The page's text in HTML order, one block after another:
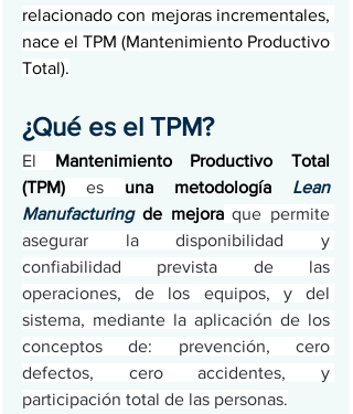
relacionado con mejoras incrementales,
nace el TPM (Mantenimiento Productivo
Total).
¿Qué es el TPM?
El Mantenimiento Productivo Total
(TPM) es una metodología Lean
Manufacturing de mejora que permite
asegurar la disponibilidad y
confiabilidad prevista de las
operaciones, de los equipos, y del
sistema, mediante la aplicación de los
conceptos de: prevención, cero
defectos, cero accidentes, y
participación total de las personas.